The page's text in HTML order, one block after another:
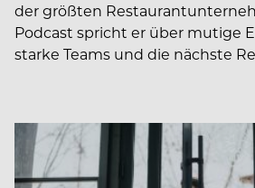
der größten
Podcast spricht er über mutige
starke Teams und die nächste